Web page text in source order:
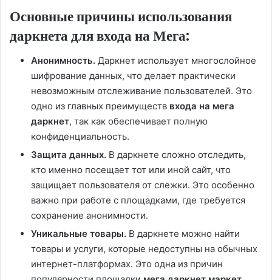
Основные причины использования
даркнета для входа на Мега:
Анонимность. Даркнет использует многослойное
шифрование данных, что делает практически
невозможным отслеживание пользователей. Это
одно из главных преимуществ входа на мега
даркнет, так как обеспечивает полную
конфиденциальность.
Защита данных. В даркнете сложно отследить,
кто именно посещает тот или иной сайт, что
защищает пользователя от слежки. Это особенно
важно при работе с площадками, где требуется
сохранение анонимности.
Уникальные товары. В даркнете можно найти
товары и услуги, которые недоступны на обычных
интернет-платформах. Это одна из причин